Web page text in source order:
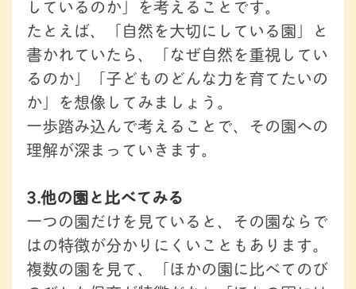
しているのか」を考えることです。
たとえば、「自然を大切にしている園」と
書かれていたら、「なぜ自然を重視してい
るのか」「子どものどんな力を育てたいの
か」を想像してみましょう。
一歩踏み込んで考えることで、その園への
理解が深まっていきます。
3.他の園と比べてみる
一つの園だけを見ていると、その園ならで
はの特徴が分かりにくいこともあります。
複数の園を見て、「ほかの園に比べてのび